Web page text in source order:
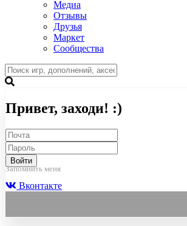
Медиа
Отзывы
Друзья
Маркет
Сообщества
Привет, заходи! :)
Войти
Запомнить меня
Вконтакте